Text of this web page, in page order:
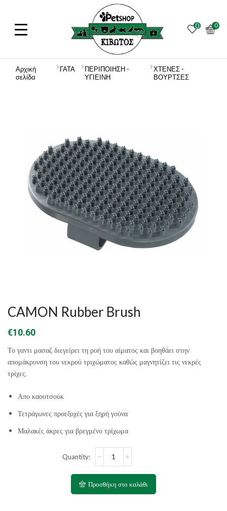
0 0
Αρχική
σελίδα
ΓΑΤΑ
ΠΕΡΙΠΟΙΗΣΗ -
ΥΓΙΕΙΝΗ
ΧΤΕΝΕΣ -
ΒΟΥΡΤΣΕΣ
CAMON Rubber Brush
€10.60
Το γαντι μασαζ διεγείρει τη ροή του αίματος και βοηθάει στην
απομάκρυνση του νεκρού τριχώματος καθώς μαγνητίζει τις νεκρές
τρίχες.
Aπο καουτσούκ
Τετράγωνες προεξοχές για ξηρή γούνα
Μαλακές άκρες για βρεγμένο τρίχωμα
Rubber
Προσθήκη στο καλάθι